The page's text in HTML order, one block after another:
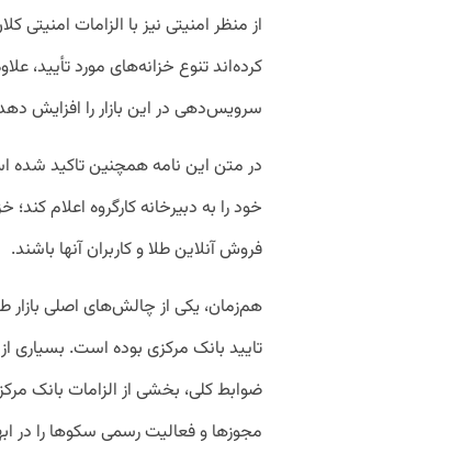
از منظر امنیتی نیز با الزامات
کرده‌اند تنوع خزانه‌های مورد
سرویس‌دهی در این بازار را افزایش
در متن این نامه همچنین تاکید شده
خود را به دبیرخانه کارگروه اعلام
فروش آنلاین طلا و کاربران آنها باشند.
هم‌زمان، یکی از چالش‌های اصلی بازار
تایید بانک مرکزی بوده است. بسیاری
ضوابط کلی، بخشی از الزامات بانک
مجوزها و فعالیت رسمی سکوها را در